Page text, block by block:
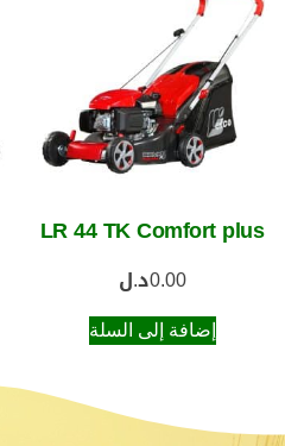
LR 44 TK Comfort plus
0.00د.ل
إضافة إلى السلة